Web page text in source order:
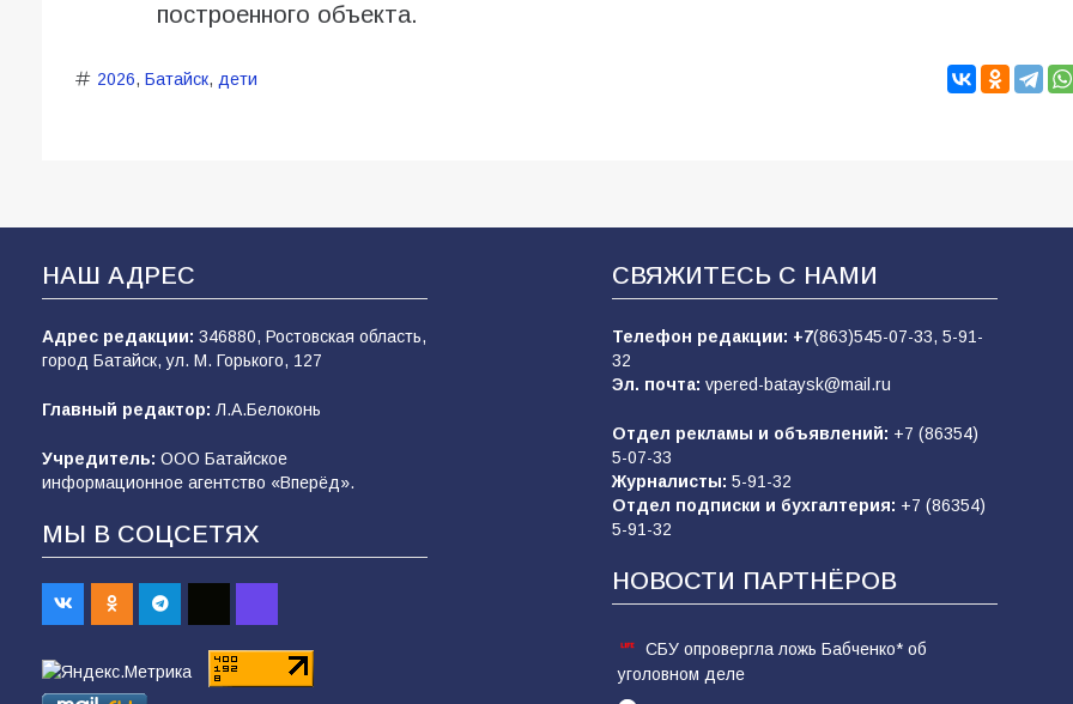
построенного объекта.
2026, Батайск, дети
НАШ АДРЕС
Адрес редакции: 346880, Ростовская область,
город Батайск, ул. М. Горького, 127
Главный редактор: Л.А.Белоконь
Учредитель: ООО Батайское
информационное агентство «Вперёд».
МЫ В СОЦСЕТЯХ
СВЯЖИТЕСЬ С НАМИ
Телефон редакции: +7(863)545-07-33, 5-91-
32
Эл. почта: vpered-bataysk@mail.ru
Отдел рекламы и объявлений: +7 (86354)
5-07-33
Журналисты: 5-91-32
Отдел подписки и бухгалтерия: +7 (86354)
5-91-32
НОВОСТИ ПАРТНЁРОВ
СБУ опровергла ложь Бабченко* об
уголовном деле